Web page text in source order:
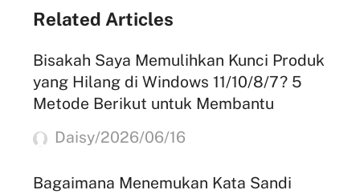
Related Articles
Bisakah Saya Memulihkan Kunci Produk
yang Hilang di Windows 11/10/8/7? 5
Metode Berikut untuk Membantu
Daisy/2026/06/16
Bagaimana Menemukan Kata Sandi